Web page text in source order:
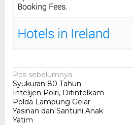
Navigasi
pos
Pos sebelumnya
Syukuran 80 Tahun
Intelijen Polri, Ditintelkam
Polda Lampung Gelar
Yasinan dan Santuni Anak
Yatim